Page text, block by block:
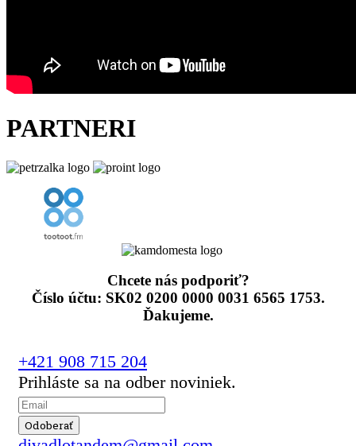
PARTNERI
Chcete nás podporiť?
Číslo účtu: SK02 0200 0000 0031 6565 1753.
Ďakujeme.
+421 908 715 204
Prihláste sa na odber noviniek.